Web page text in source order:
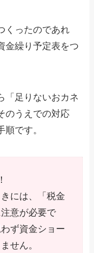
くったのであれ
金繰り予定表をつ
「足りないおカネ
のうえでの対応
です。
には、「税金
意が必要で
ず資金ショー
せん。